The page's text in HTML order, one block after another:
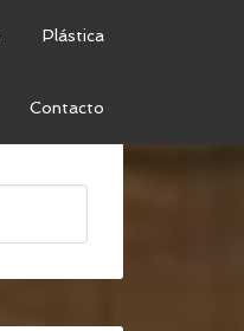
Plástica
Contacto